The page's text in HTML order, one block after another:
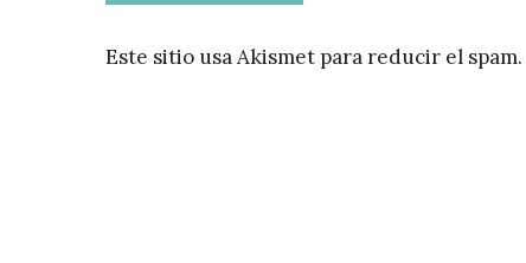
Este sitio usa Akismet para reducir el spam.